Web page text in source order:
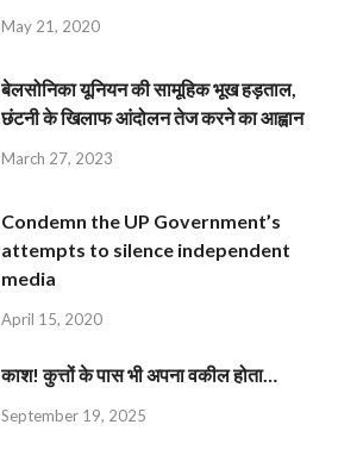
May 21, 2020
बेलसोनिका यूनियन की सामूहिक भूख हड़ताल,
छंटनी के खिलाफ आंदोलन तेज करने का आह्वान
March 27, 2023
Condemn the UP Government’s
attempts to silence independent
media
April 15, 2020
काश! कुत्तों के पास भी अपना वकील होता…
September 19, 2025